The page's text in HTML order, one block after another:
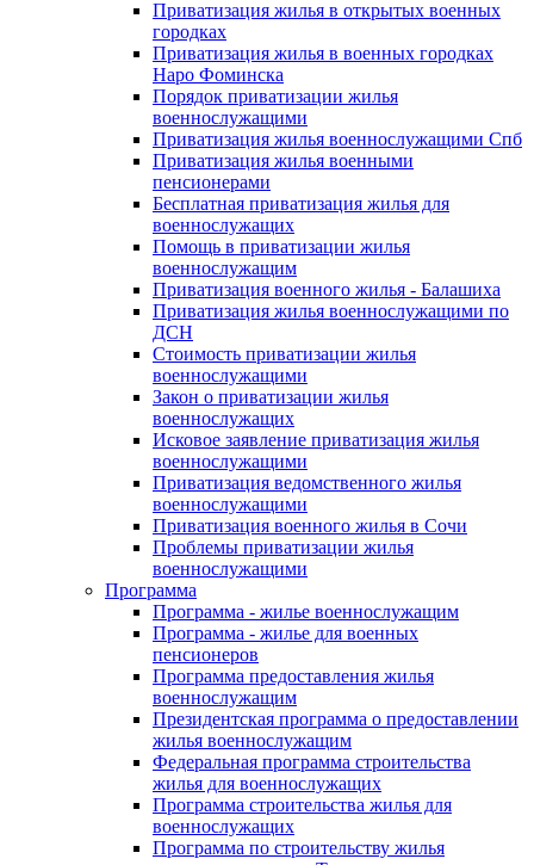
Приватизация жилья в открытых военных
городках
Приватизация жилья в военных городках
Наро Фоминска
Порядок приватизации жилья
военнослужащими
Приватизация жилья военнослужащими Спб
Приватизация жилья военными
пенсионерами
Бесплатная приватизация жилья для
военнослужащих
Помощь в приватизации жилья
военнослужащим
Приватизация военного жилья - Балашиха
Приватизация жилья военнослужащими по
ДСН
Стоимость приватизации жилья
военнослужащими
Закон о приватизации жилья
военнослужащих
Исковое заявление приватизация жилья
военнослужащими
Приватизация ведомственного жилья
военнослужащими
Приватизация военного жилья в Сочи
Проблемы приватизации жилья
военнослужащими
Программа
Программа - жилье военнослужащим
Программа - жилье для военных
пенсионеров
Программа предоставления жилья
военнослужащим
Президентская программа о предоставлении
жилья военнослужащим
Федеральная программа строительства
жилья для военнослужащих
Программа строительства жилья для
военнослужащих
Программа по строительству жилья